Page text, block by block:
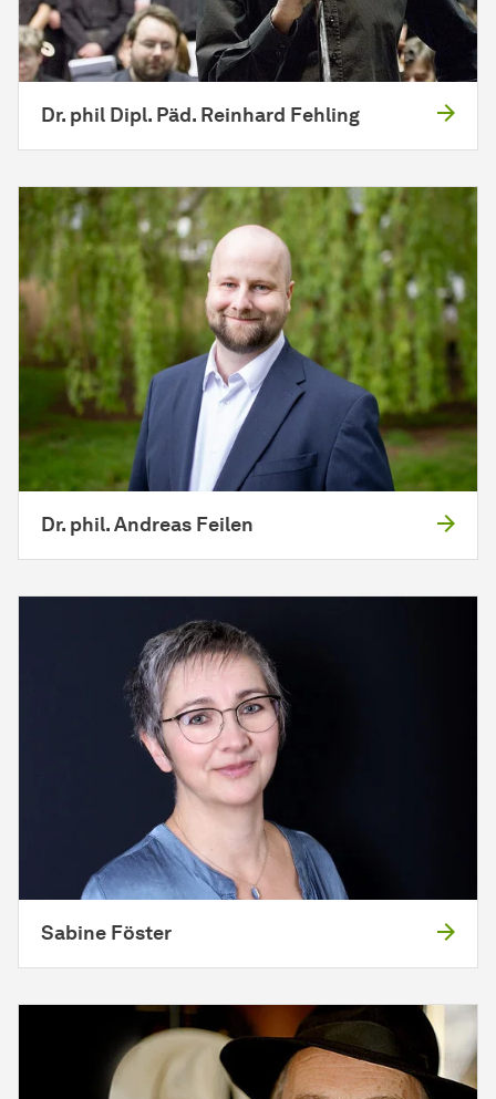
Dr. phil Dipl. Päd. Reinhard Fehling
Dr. phil. Andreas Feilen
Sabine Föster